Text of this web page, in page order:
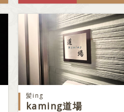
髪ing
kaming道場